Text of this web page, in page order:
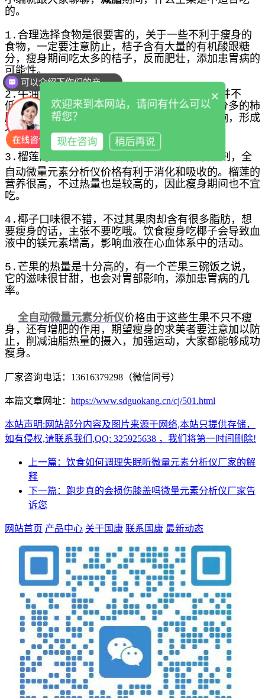
的。
1.合理选择食物是很要害的，关于一些不利于瘦身的
食物，一定要注意防止，桔子含有大量的有机酸跟糖
分，瘦身期间吃太多的桔子，反而肥壮，添加患胃病的
可能性。
2.牛油果，它也叫鳄梨，脂肪含量高，它热量并不
低，所以瘦身期间主张不要吃牛油果。含有十分多的柿
胶酚和果胶成分，回合人体胃部的胃酸发生反响，形成
不易溶解的块状物，引起堵塞的可能性十分高。
3.榴莲的成分差不多，含有果胶跟可溶性收敛剂， 全
自动微量元素分析仪价格有利于消化和吸收的。榴莲的
营养很高，不过热量也是较高的，因此瘦身期间也不宜
吃。
4.椰子口味很不错，不过其果肉却含有很多脂肪，想
要瘦身的话，主张不要吃哦。饮食瘦身吃椰子会导致血
液中的镁元素增高，影响血液在心血体系中的活动。
5.芒果的热量是十分高的，有一个芒果三碗饭之说，
它的滋味很甘甜，也会对胃部影响，添加患胃病的几
率。
全自动微量元素分析仪价格由于这些生果不只不瘦
身，还有增肥的作用，期望瘦身的求美者要注意加以防
止，削减油脂热量的摄入，加强运动，大家都能够成功
瘦身。
厂家咨询电话：13616379298（微信同号）
本篇文章网址： https://www.sdguokang.cn/cj/501.html
本站声明:网站部分内容及图片来源于网络,本站只提供存储，
如有侵权,请联系我们,QQ: 325925638 ，我们将第一时间删除!
上一篇：饮食如何调理失眠听微量元素分析仪厂家的解
释
下一篇：跑步真的会损伤膝盖吗微量元素分析仪厂家告
诉您
网站首页 产品中心 关于国康 联系国康 最新动态
可以介绍下你们的产品么
你们是怎么收费的呢
×
欢迎来到本网站，请问有什么可以
帮您？
现在咨询 稍后再说